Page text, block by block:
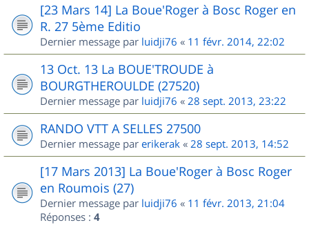
[23 Mars 14] La Boue'Roger à Bosc Roger en
R. 27 5ème Editio
Dernier message par luidji76 « 11 févr. 2014, 22:02
13 Oct. 13 La BOUE'TROUDE à
BOURGTHEROULDE (27520)
Dernier message par luidji76 « 28 sept. 2013, 23:22
RANDO VTT A SELLES 27500
Dernier message par erikerak « 28 sept. 2013, 14:52
[17 Mars 2013] La Boue'Roger à Bosc Roger
en Roumois (27)
Dernier message par luidji76 « 11 févr. 2013, 21:04
Réponses : 4